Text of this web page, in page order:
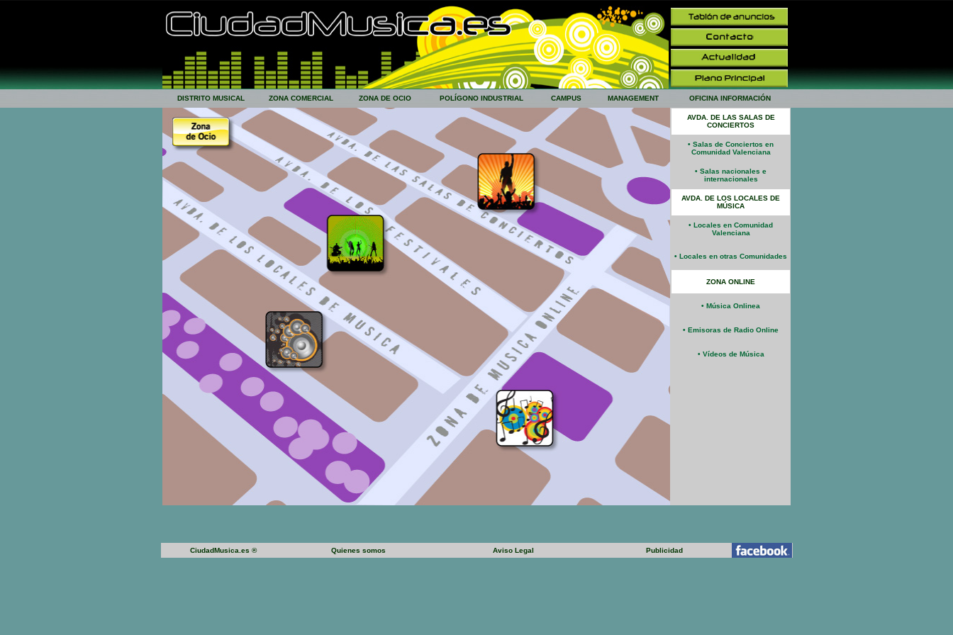
DISTRITO MUSICAL ZONA COMERCIAL ZONA DE OCIO POLÍGONO INDUSTRIAL CAMPUS MANAGEMENT OFICINA INFORMACIÓN
AVDA. DE LAS SALAS DE
CONCIERTOS
• Salas de Conciertos en
Comunidad Valenciana
• Salas nacionales e
internacionales
AVDA. DE LOS LOCALES DE
MÚSICA
• Locales en Comunidad
Valenciana
• Locales en otras Comunidades
ZONA ONLINE
• Música Onlinea
• Emisoras de Radio Online
• Vídeos de Música
CiudadMusica.es ® Quienes somos Aviso Legal Publicidad